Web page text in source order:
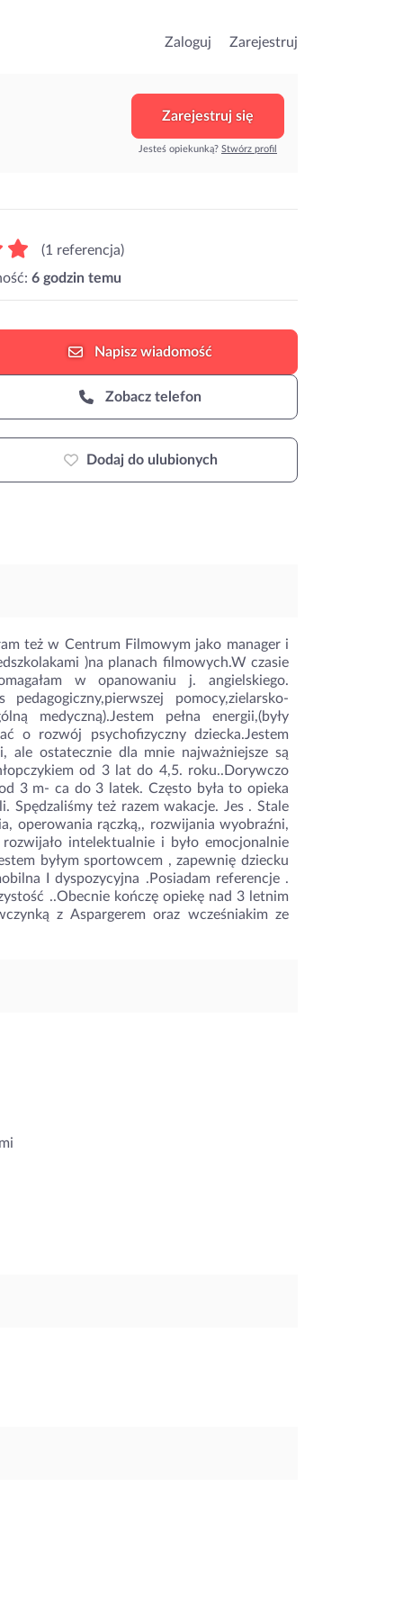
Zaloguj Zarejestruj
Zarejestruj się
Jesteś opiekunką? Stwórz profil
(1 referencja)
6 godzin temu
Napisz wiadomość
Zobacz telefon
Dodaj do ulubionych
też w Centrum Filmowym jako manager i
)na planach filmowych.W czasie
w opanowaniu j. angielskiego.
pomocy,zielarsko-
medyczną).Jestem pełna energii,(były
o rozwój psychofizyczny dziecka.Jestem
ale ostatecznie dla mnie najważniejsze są
od 3 lat do 4,5. roku..Dorywczo
3 m- ca do 3 latek. Często była to opieka
Spędzaliśmy też razem wakacje. Jes . Stale
operowania rączką,, rozwijania wyobraźni,
intelektualnie i było emocjonalnie
byłym sportowcem , zapewnię dziecku
I dyspozycyjna .Posiadam referencje .
..Obecnie kończę opiekę nad 3 letnim
z Aspargerem oraz wcześniakim ze